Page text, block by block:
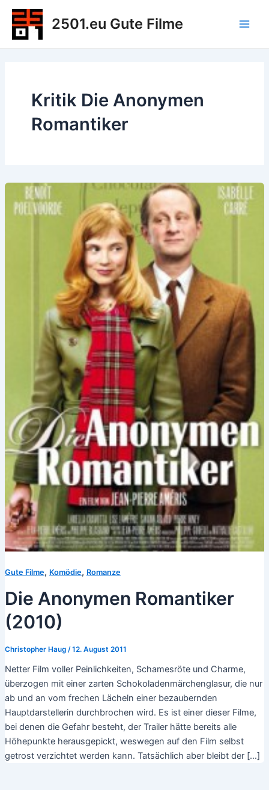
Zum
Inhalt
springen
2501.eu Gute Filme
Kritik Die Anonymen
Romantiker
Gute Filme, Komödie, Romanze
Die Anonymen Romantiker
(2010)
Christopher Haug /12. August 2011
Netter Film voller Peinlichkeiten, Schamesröte und Charme,
überzogen mit einer zarten Schokoladenmärchenglasur, die nur
ab und an vom frechen Lächeln einer bezaubernden
Hauptdarstellerin durchbrochen wird. Es ist einer dieser Filme,
bei denen die Gefahr besteht, der Trailer hätte bereits alle
Höhepunkte herausgepickt, weswegen auf den Film selbst
getrost verzichtet werden kann. Tatsächlich aber bleibt der […]